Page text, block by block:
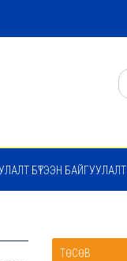
БҮТЭЭН БАЙГУУЛАЛТ
ТӨСӨВ